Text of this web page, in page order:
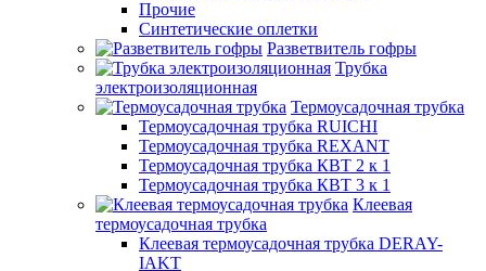
Прочие
Синтетические оплетки
Разветвитель гофры
Трубка
электроизоляционная
Термоусадочная трубка
Термоусадочная трубка RUICHI
Термоусадочная трубка REXANT
Термоусадочная трубка КВТ 2 к 1
Термоусадочная трубка КВТ 3 к 1
Клеевая
термоусадочная трубка
Клеевая термоусадочная трубка DERAY-
IAKT